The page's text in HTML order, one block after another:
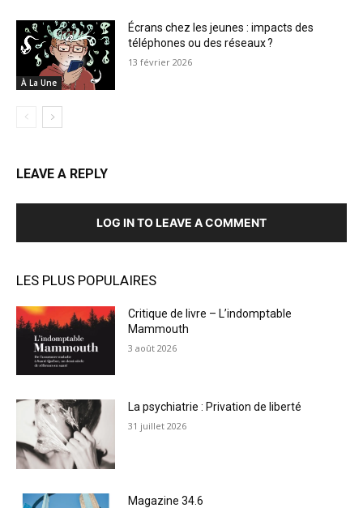
À La Une
Écrans chez les jeunes : impacts des
téléphones ou des réseaux ?
13 février 2026
LEAVE A REPLY
LOG IN TO LEAVE A COMMENT
LES PLUS POPULAIRES
Critique de livre – L’indomptable
Mammouth
3 août 2026
La psychiatrie : Privation de liberté
31 juillet 2026
Magazine 34.6